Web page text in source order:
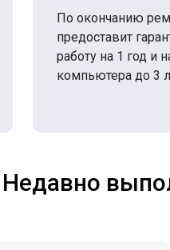
По окончанию
предоставит
работу на 1 год и
компьютера до 3
Недавно